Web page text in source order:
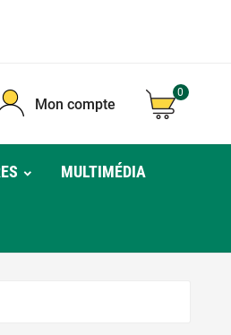
Mon compte
0
MULTIMÉDIA